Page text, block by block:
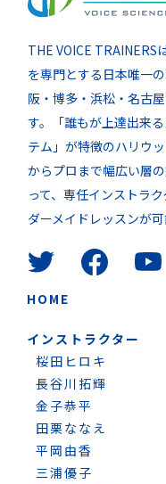
THE VOICE
を専門とする日本唯一
阪・博多・浜松・名古
す。「誰もが上達出来
テム」が特徴のハリウ
からプロまで幅広い層
って、専任インストラ
ダーメイドレッスンが可
HOME
インストラクター
桜田ヒロキ
長谷川拓輝
金子恭平
田栗ななえ
平岡由香
三浦優子